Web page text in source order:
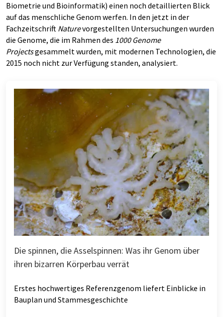
Biometrie und Bioinformatik) einen noch detaillierten Blick
auf das menschliche Genom werfen. In den jetzt in der
Fachzeitschrift Naturevorgestellten Untersuchungen wurden
die Genome, die im Rahmen des 1000 Genome
Projectsgesammelt wurden, mit modernen Technologien, die
2015 noch nicht zur Verfügung standen, analysiert.
Die spinnen, die Asselspinnen: Was ihr Genom über
ihren bizarren Körperbau verrät
Erstes hochwertiges Referenzgenom liefert Einblicke in
Bauplan und Stammesgeschichte